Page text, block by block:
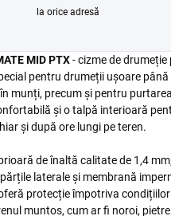
la orice adresă
MID PTX- cizme de drumeție
pentru drumeții ușoare până
munți, precum și pentru
și o talpă interioară
și după ore lungi pe teren.
de înaltă calitate de 1,4
lateraleși membrană
protecție împotriva condițiilor
muntos, cum ar fi noroi,